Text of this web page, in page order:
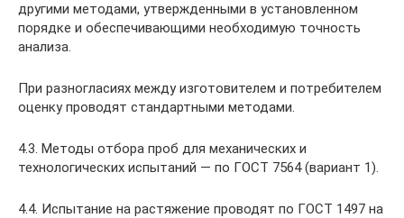
другими методами, утвержденными в установленном
порядке и обеспечивающими необходимую точность
анализа.
При разногласиях между изготовителем и потребителем
оценку проводят стандартными методами.
4.3. Методы отбора проб для механических и
технологических испытаний — по ГОСТ 7564 (вариант 1).
4.4. Испытание на растяжение проводят по ГОСТ 1497 на